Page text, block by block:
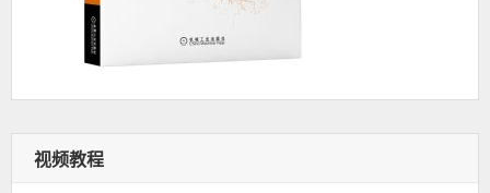
视频教程